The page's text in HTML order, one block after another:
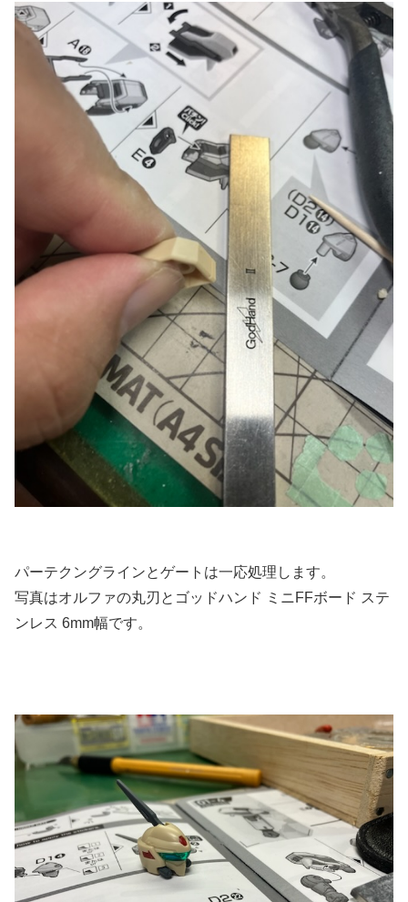
パーテクングラインとゲートは一応処理します。
写真はオルファの丸刃とゴッドハンド ミニFFボード ステ
ンレス 6mm幅です。